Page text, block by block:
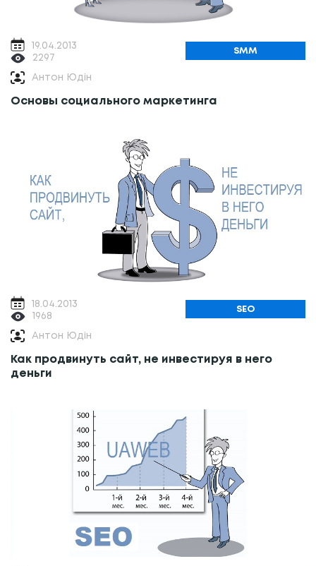
19.04.2013
2297
SMM
Антон Юдін
Основы социального маркетинга
18.04.2013
1968
SEO
Антон Юдін
Как продвинуть сайт, не инвестируя в него
деньги